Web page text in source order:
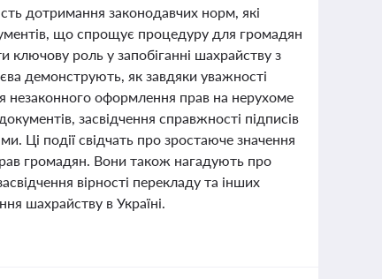
дотримання законодавчих норм, які
що спрощує процедуру для громадян
ключову роль у запобіганні шахрайству з
демонструють, як завдяки уважності
незаконного оформлення прав на нерухоме
засвідчення справжності підписів
Ці події свідчать про зростаюче значення
прав громадян. Вони також нагадують про
вірності перекладу та інших
шахрайству в Україні.